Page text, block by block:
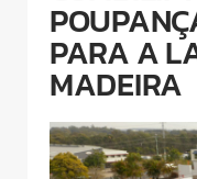
PARA A
MADEIRA